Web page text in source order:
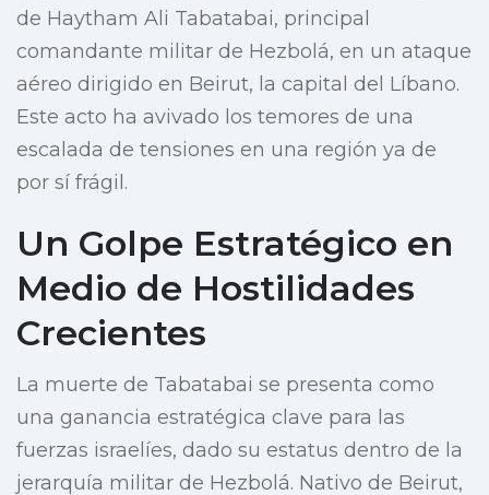
de Haytham Ali Tabatabai, principal
comandante militar de Hezbolá, en un ataque
aéreo dirigido en Beirut, la capital del Líbano.
Este acto ha avivado los temores de una
escalada de tensiones en una región ya de
por sí frágil.
Un Golpe Estratégico en
Medio de Hostilidades
Crecientes
La muerte de Tabatabai se presenta como
una ganancia estratégica clave para las
fuerzas israelíes, dado su estatus dentro de la
jerarquía militar de Hezbolá. Nativo de Beirut,